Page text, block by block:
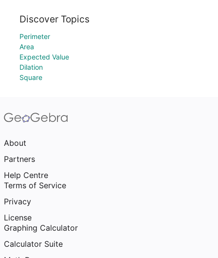
Discover Topics
Perimeter
Area
Expected Value
Dilation
Square
About
Partners
Help Centre
Terms of Service
Privacy
License
Graphing Calculator
Calculator Suite